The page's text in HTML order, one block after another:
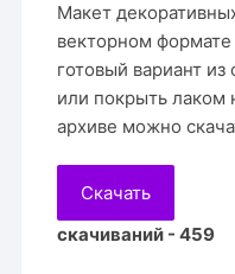
Макет
векторном формате
готовый вариант
или покрыть лаком
архиве можно
Скачать
скачиваний - 459